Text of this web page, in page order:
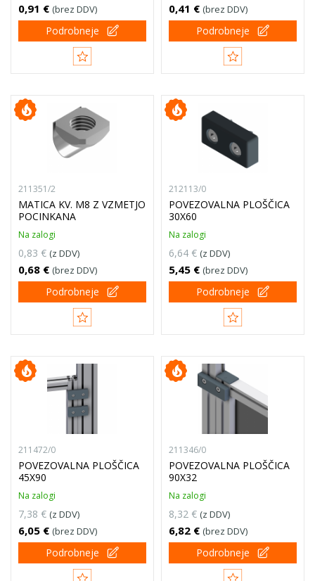
0,91 € (brez DDV)
Podrobneje
0,41 € (brez DDV)
Podrobneje
211351/2
MATICA KV. M8 Z VZMETJO
POCINKANA
Na zalogi
0,83 € (z DDV)
0,68 € (brez DDV)
Podrobneje
212113/0
POVEZOVALNA PLOŠČICA
30X60
Na zalogi
6,64 € (z DDV)
5,45 € (brez DDV)
Podrobneje
211472/0
POVEZOVALNA PLOŠČICA
45X90
Na zalogi
7,38 € (z DDV)
6,05 € (brez DDV)
Podrobneje
211346/0
POVEZOVALNA PLOŠČICA
90X32
Na zalogi
8,32 € (z DDV)
6,82 € (brez DDV)
Podrobneje